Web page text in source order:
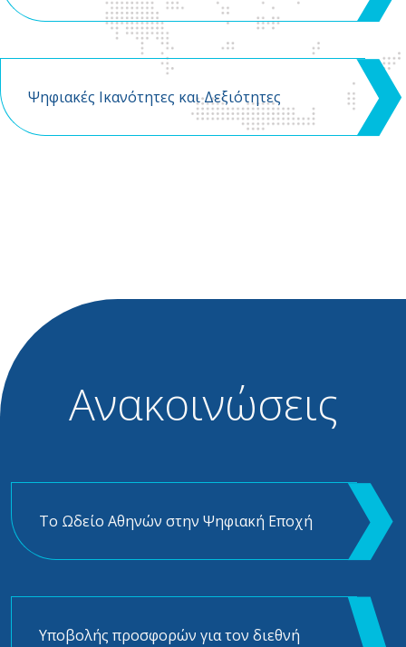
Ψηφιακές Ικανότητες και Δεξιότητες
Ανακοινώσεις
Το Ωδείο Αθηνών στην Ψηφιακή Εποχή
Υποβολής προσφορών για τον διεθνή